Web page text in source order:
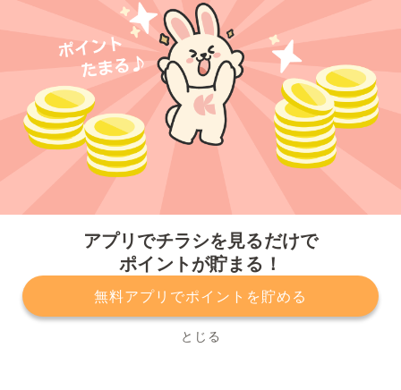
アプリでチラシを見るだけで
ポイントが貯まる！
無料アプリでポイントを貯める
とじる
プライバシーポリシー 利用規約
運営会社
サービスに関してのお問い合わせ